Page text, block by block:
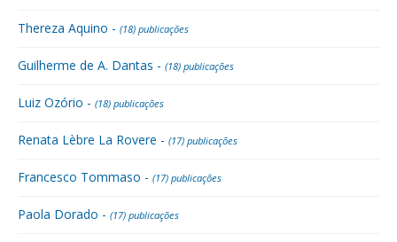
Thereza Aquino - (18) publicações
Guilherme de A. Dantas - (18) publicações
Luiz Ozório - (18) publicações
Renata Lèbre La Rovere - (17) publicações
Francesco Tommaso - (17) publicações
Paola Dorado - (17) publicações